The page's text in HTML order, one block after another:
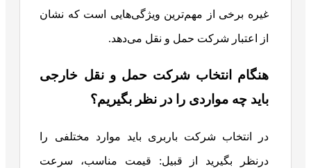
غیره برخی از مهم‌ترین ویژگی‌هایی است که نشان
از اعتبار شرکت حمل و نقل می‌دهد.
هنگام انتخاب شرکت حمل و نقل خارجی
باید چه مواردی را در نظر بگیریم؟
در انتخاب شرکت باربری باید موارد مختلفی را
درنظر بگیرید از قبیل: قیمت مناسب، سرعت